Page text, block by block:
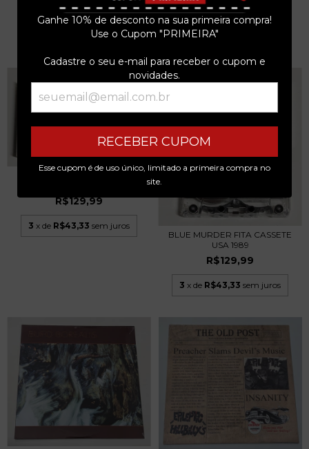
Ganhe 10% de desconto na sua primeira compra!
Use o Cupom "PRIMEIRA"
Cadastre o seu e-mail para receber o cupom e
novidades.
RECEBER CUPOM
Esse cupom é de uso único, limitado a primeira compra no
site.
R$99,99
sem juros
R$129,99
3 x deR$43,33
DESTRUCTION – ALL HELL
R$129,99
3 x de R$43,33 sem juros
BLUE MURDER FITA CASSETE
USA 1989
R$129,99
3 x de R$43,33 sem juros